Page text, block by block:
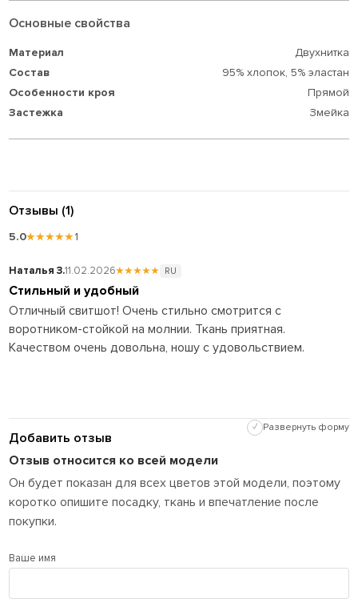
Основные свойства
Материал
Двухнитка
Состав
95% хлопок, 5% эластан
Особенности кроя
Прямой
Застежка
Змейка
Отзывы (1)
5.0★★★★★1
Наталья З.11.02.2026★★★★★ RU
Стильный и удобный
Отличный свитшот! Очень стильно смотрится с
воротником-стойкой на молнии. Ткань приятная.
Качеством очень довольна, ношу с удовольствием.
Добавить отзыв
✓ Развернуть форму
Отзыв относится ко всей модели
Он будет показан для всех цветов этой модели, поэтому
коротко опишите посадку, ткань и впечатление после
покупки.
Ваше имя